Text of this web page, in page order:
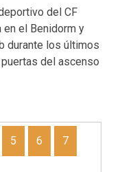
del CF
en el Benidorm y
durante los últimos
del ascenso
5 6 7